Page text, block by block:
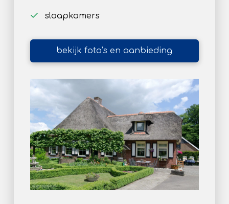
slaapkamers
bekijk foto’s en aanbieding